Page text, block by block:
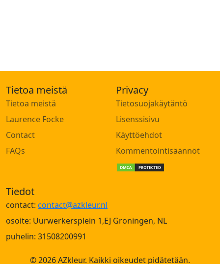
Tietoa meistä
Tietoa meistä
Laurence Focke
Contact
FAQs
Privacy
Tietosuojakäytäntö
Lisenssisivu
Käyttöehdot
Kommentointisäännöt
Tiedot
contact: contact@azkleur.nl
osoite: Uurwerkersplein 1,EJ Groningen, NL
puhelin: 31508200991
© 2026 AZkleur. Kaikki oikeudet pidätetään.